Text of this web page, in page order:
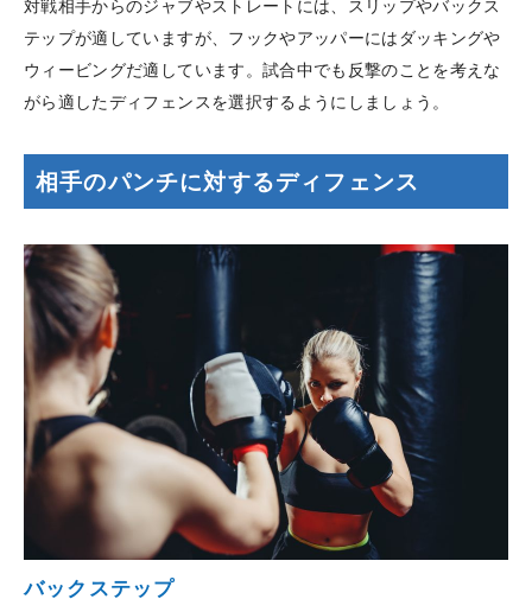
対戦相手からのジャブやストレートには、スリップやバックス
テップが適していますが、フックやアッパーにはダッキングや
ウィービングだ適しています。試合中でも反撃のことを考えな
がら適したディフェンスを選択するようにしましょう。
相手のパンチに対するディフェンス
バックステップ